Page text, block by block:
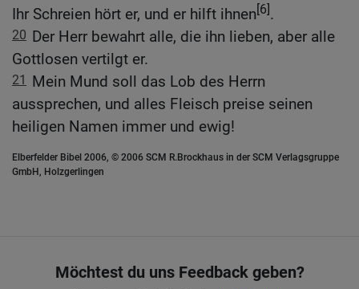
Ihr Schreien hört er, und er hilft ihnen[6].
20 Der Herr bewahrt alle, die ihn lieben, aber alle
Gottlosen vertilgt er.
21 Mein Mund soll das Lob des Herrn
aussprechen, und alles Fleisch preise seinen
heiligen Namen immer und ewig!
Elberfelder Bibel 2006, © 2006 SCM R.Brockhaus in der SCM Verlagsgruppe
GmbH, Holzgerlingen
Möchtest du uns Feedback geben?